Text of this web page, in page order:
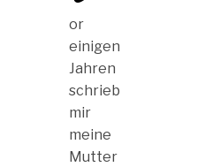
or
einigen
Jahren
schrieb
mir
meine
Mutter